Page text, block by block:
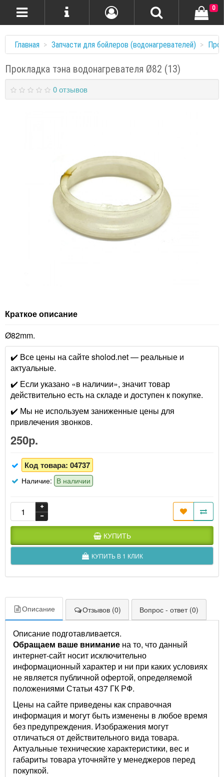
0
Главная Запчасти для бойлеров (водонагревателей)
Прокладка тэна водонагревателя Ø82 (13)
0 отзывов
Краткое описание
Ø82mm.
✔️ Все цены на сайте sholod.net — реальные и
актуальные.
✔️ Если указано «в наличии», значит товар
действительно есть на складе и доступен к покупке.
✔️ Мы не используем заниженные цены для
привлечения звонков.
250р.
Код товара: 04737
Наличие: В наличии
КУПИТЬ
КУПИТЬ В 1 КЛИК
Описание Отзывов (0) Вопрос - ответ (0)
Описание подготавливается.
Обращаем ваше внимание на то, что данный
интернет-сайт носит исключительно
информационный характер и ни при каких условиях
не является публичной офертой, определяемой
положениями Статьи 437 ГК РФ.
Цены на сайте приведены как справочная
информация и могут быть изменены в любое время
без предупреждения. Изображения могут
отличаться от действительного вида товара.
Актуальные технические характеристики, вес и
габариты товара уточняйте у менеджеров перед
покупкой.